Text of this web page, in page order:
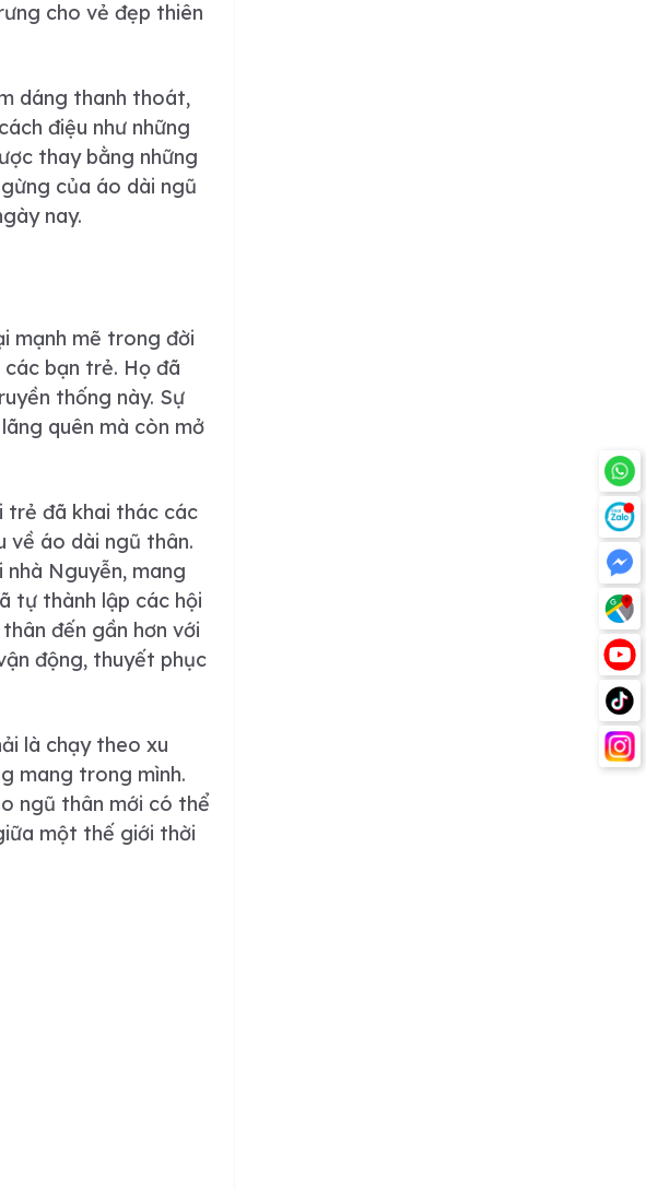
cho vẻ đẹp thiên
dáng thanh thoát,
điệu như những
thay bằng những
của áo dài ngũ
nay.
mạnh mẽ trong đời
bạn trẻ. Họ đã
thống này. Sự
quên mà còn mở
trẻ đã khai thác các
về áo dài ngũ thân.
Nguyễn, mang
tự thành lập các hội
đến gần hơn với
động, thuyết phục
là chạy theo xu
mang trong mình.
ngũ thân mới có thể
một thế giới thời